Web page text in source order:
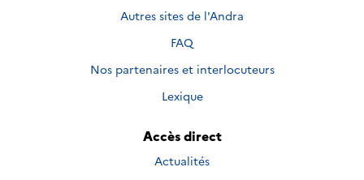
Autres sites de l'Andra
FAQ
Nos partenaires et interlocuteurs
Lexique
Accès direct
Actualités